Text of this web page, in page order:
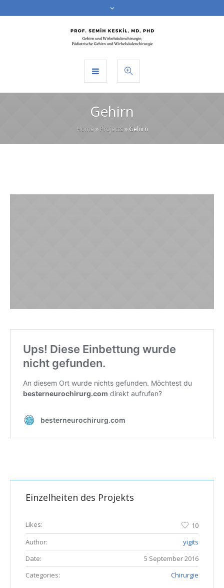
Gehirn
Home » Projects» Gehirn
Einzelheiten des Projekts
Likes:
10
Author:
yigits
Date:
5 September 2016
Categories:
Chirurgie